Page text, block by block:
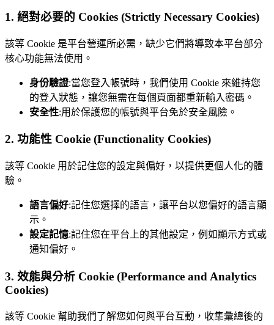
1. 絕對必要的 Cookies (Strictly Necessary Cookies)
該等 Cookie 是平台營運所必需，缺少它們將導致本平台部分
核心功能無法使用。
身份驗證:當您登入帳號時，我們使用 Cookie 來維持您
的登入狀態，讓您無需在每個頁面都重新輸入密碼。
安全性:用於保護您的帳號與平台免於安全風險。
2. 功能性 Cookie (Functionality Cookies)
該等 Cookie 用於記住您的設定與偏好，以提供更個人化的體
驗。
語言偏好:記住您選擇的語言，讓平台以您偏好的語言顯
示。
設定記憶:記住您在平台上的其他設定，例如顯示方式或
通知偏好。
3. 效能與分析 Cookie (Performance and Analytics
Cookies)
該等 Cookie 幫助我們了解您如何與平台互動，收集彙總後的